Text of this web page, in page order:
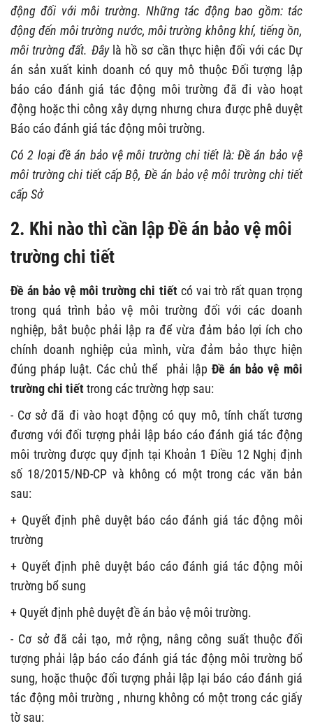
động đối với môi trường. Những tác động bao gồm: tác
động đến môi trường nước, môi trường không khí, tiếng ồn,
môi trường đất. Đây là hồ sơ cần thực hiện đối với các Dự
án sản xuất kinh doanh có quy mô thuộc Đối tượng lập
báo cáo đánh giá tác động môi trường đã đi vào hoạt
động hoặc thi công xây dựng nhưng chưa được phê duyệt
Báo cáo đánh giá tác động môi trường.
Có 2 loại đề án bảo vệ môi trường chi tiết là: Đề án bảo vệ
môi trường chi tiết cấp Bộ, Đề án bảo vệ môi trường chi tiết
cấp Sở
2. Khi nào thì cần lậpĐề án bảo vệ môi
trường chi tiết
Đề án bảo vệ môi trường chi tiếtcó vai trò rất quan trọng
trong quá trình bảo vệ môi trường đối với các doanh
nghiệp, bắt buộc phải lập ra để vừa đảm bảo lợi ích cho
chính doanh nghiệp của mình, vừa đảm bảo thực hiện
đúng pháp luật. Các chủ thể phải lập Đề án bảo vệ môi
trường chi tiếttrong các trường hợp sau:
- Cơ sở đã đi vào hoạt động có quy mô, tính chất tương
đương với đối tượng phải lập báo cáo đánh giá tác động
môi trường được quy định tại Khoản 1 Điều 12 Nghị định
số 18/2015/NĐ-CP và không có một trong các văn bản
sau:
+ Quyết định phê duyệt báo cáo đánh giá tác động môi
trường
+ Quyết định phê duyệt báo cáo đánh giá tác động môi
trường bổ sung
+ Quyết định phê duyệt đề án bảo vệ môi trường.
- Cơ sở đã cải tạo, mở rộng, nâng công suất thuộc đối
tượng phải lập báo cáo đánh giá tác động môi trường bổ
sung, hoặc thuộc đối tượng phải lập lại báo cáo đánh giá
tác động môi trường , nhưng không có một trong các giấy
tờ sau: